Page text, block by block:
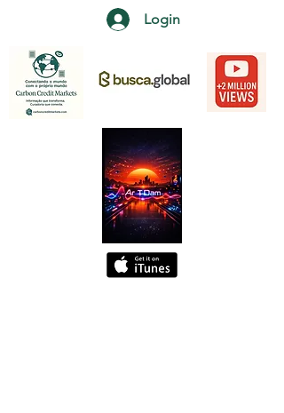
Login